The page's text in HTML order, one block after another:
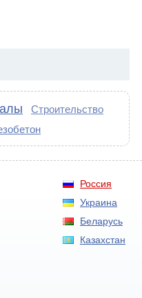
Строительство
Россия
Украина
Беларусь
Казахстан